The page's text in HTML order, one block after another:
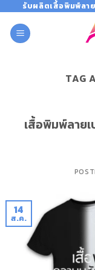
content
รับผลิตเสื้อพิมพ์ลา
TAG
เสื้อพิมพ์ลาย
14
ส.ค.